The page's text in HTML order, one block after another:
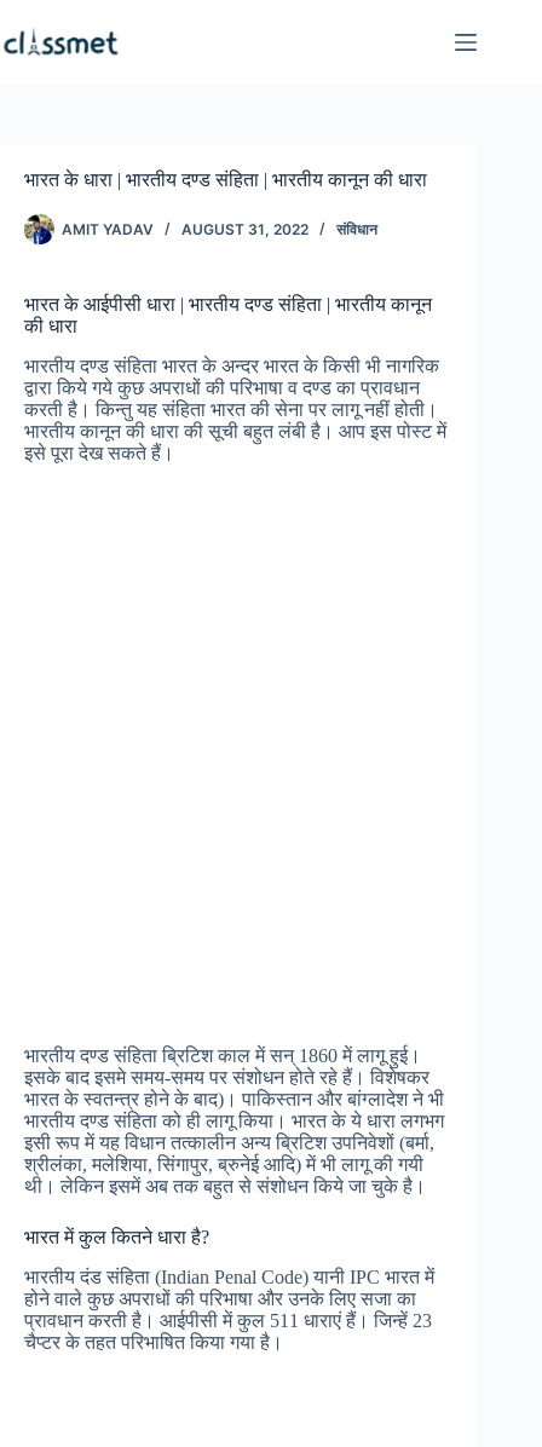
content
भारत के धारा | भारतीय दण्ड संहिता | भारतीय कानून की धारा
AMIT YADAV AUGUST 31, 2022 संविधान
भारत के आईपीसी धारा | भारतीय दण्ड संहिता | भारतीय कानून
की धारा
भारतीय दण्ड संहिता भारत के अन्दर भारत के किसी भी नागरिक
द्वारा किये गये कुछ अपराधों की परिभाषा व दण्ड का प्रावधान
करती है। किन्तु यह संहिता भारत की सेना पर लागू नहीं होती।
भारतीय कानून की धारा की सूची बहुत लंबी है। आप इस पोस्ट में
इसे पूरा देख सकते हैं।
भारतीय दण्ड संहिता ब्रिटिश काल में सन् 1860 में लागू हुई।
इसके बाद इसमे समय-समय पर संशोधन होते रहे हैं। विशेषकर
भारत के स्वतन्त्र होने के बाद)। पाकिस्तान और बांग्लादेश ने भी
भारतीय दण्ड संहिता को ही लागू किया। भारत के ये धारा लगभग
इसी रूप में यह विधान तत्कालीन अन्य ब्रिटिश उपनिवेशों (बर्मा,
श्रीलंका, मलेशिया, सिंगापुर, ब्रुनेई आदि) में भी लागू की गयी
थी। लेकिन इसमें अब तक बहुत से संशोधन किये जा चुके है।
भारत में कुल कितने धारा है?
भारतीय दंड संहिता (Indian Penal Code) यानी IPC भारत में
होने वाले कुछ अपराधों की परिभाषा और उनके लिए सजा का
प्रावधान करती है। आईपीसी में कुल 511 धाराएं हैं। जिन्हें 23
चैप्टर के तहत परिभाषित किया गया है।